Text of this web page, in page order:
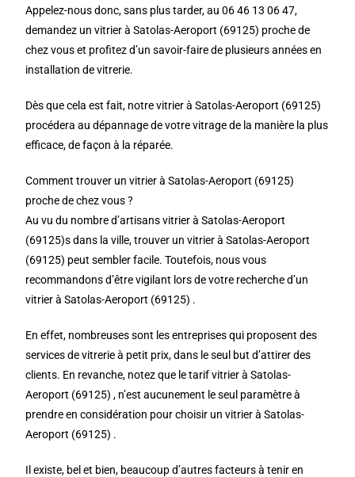
Appelez-nous donc, sans plus tarder, au 06 46 13 06 47,
demandez un vitrier à Satolas-Aeroport (69125) proche de
chez vous et profitez d’un savoir-faire de plusieurs années en
installation de vitrerie.
Dès que cela est fait, notre vitrier à Satolas-Aeroport (69125)
procédera au dépannage de votre vitrage de la manière la plus
efficace, de façon à la réparée.
Comment trouver un vitrier à Satolas-Aeroport (69125)
proche de chez vous ?
Au vu du nombre d’artisans vitrier à Satolas-Aeroport
(69125)s dans la ville, trouver un vitrier à Satolas-Aeroport
(69125) peut sembler facile. Toutefois, nous vous
recommandons d’être vigilant lors de votre recherche d’un
vitrier à Satolas-Aeroport (69125) .
En effet, nombreuses sont les entreprises qui proposent des
services de vitrerie à petit prix, dans le seul but d’attirer des
clients. En revanche, notez que le tarif vitrier à Satolas-
Aeroport (69125) , n’est aucunement le seul paramètre à
prendre en considération pour choisir un vitrier à Satolas-
Aeroport (69125) .
Il existe, bel et bien, beaucoup d’autres facteurs à tenir en